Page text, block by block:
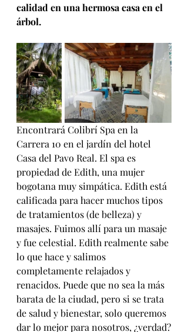
calidad en una hermosa casa en el
árbol.
Encontrará Colibrí Spa en la
Carrera 10 en el jardín del hotel
Casa del Pavo Real. El spa es
propiedad de Edith, una mujer
bogotana muy simpática. Edith está
calificada para hacer muchos tipos
de tratamientos (de belleza) y
masajes. Fuimos allí para un masaje
y fue celestial. Edith realmente sabe
lo que hace y salimos
completamente relajados y
renacidos. Puede que no sea la más
barata de la ciudad, pero si se trata
de salud y bienestar, solo queremos
dar lo mejor para nosotros, ¿verdad?